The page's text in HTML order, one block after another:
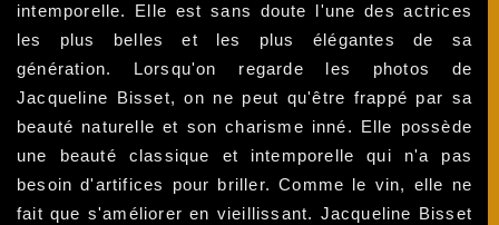
intemporelle. Elle est sans doute l'une des actrices
les plus belles et les plus élégantes de sa
génération. Lorsqu'on regarde les photos de
Jacqueline Bisset, on ne peut qu'être frappé par sa
beauté naturelle et son charisme inné. Elle possède
une beauté classique et intemporelle qui n'a pas
besoin d'artifices pour briller. Comme le vin, elle ne
fait que s'améliorer en vieillissant. Jacqueline Bisset